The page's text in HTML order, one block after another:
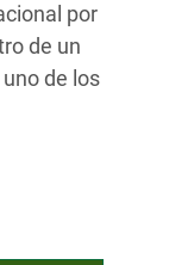
por
de un
de los